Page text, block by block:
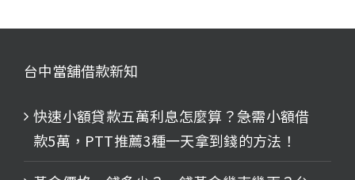
台中當舖借款新知
快速小額貸款五萬利息怎麼算？急需小額借
款5萬，PTT推薦3種一天拿到錢的方法！